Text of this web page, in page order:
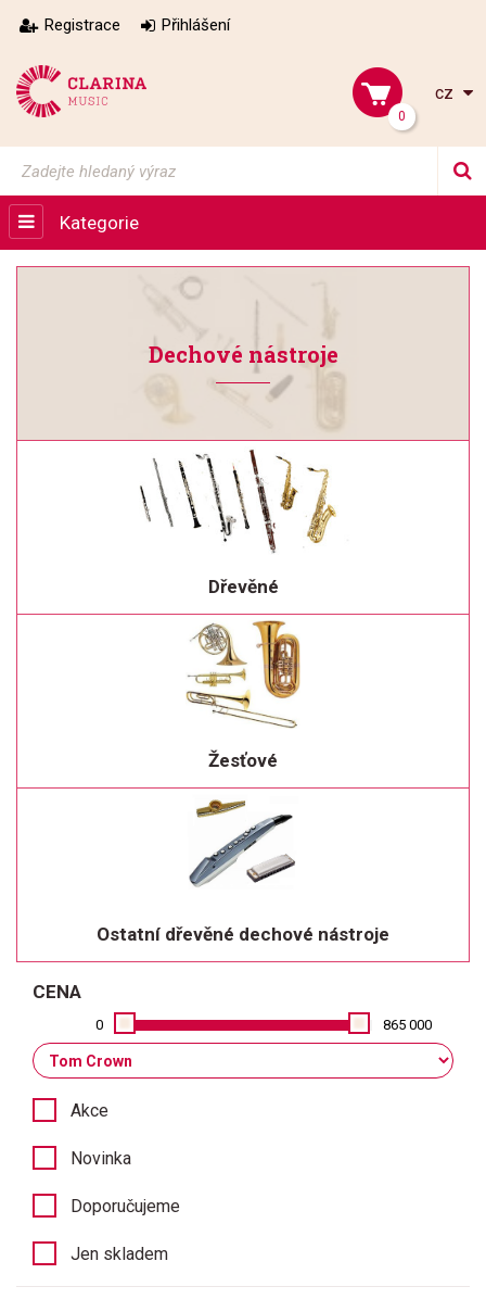
Registrace Přihlášení
0
cz
Kategorie
Dechové nástroje
Dřevěné
Žesťové
Ostatní dřevěné dechové nástroje
CENA
0 865 000
Akce
Novinka
Doporučujeme
Jen skladem